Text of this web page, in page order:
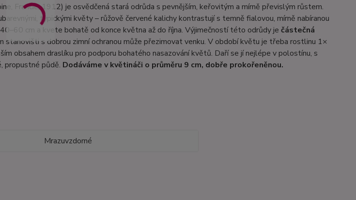
Francie, 1912) je osvědčená stará odrůda s pevnějším, keřovitým a mírně převislým růstem.
typickými květy – růžově červené kalichy kontrastují s temně fialovou, mírně nabíranou
cm a kvete bohatě od konce května až do října. Výjimečností této odrůdy je částečná
stanovišti s dobrou zimní ochranou může přezimovat venku. V období květu je třeba rostlinu 1×
obsahem draslíku pro podporu bohatého nasazování květů. Daří se jí nejlépe v polostínu, s
propustné půdě. Dodáváme v květináči o průměru 9 cm, dobře prokořeněnou.
Mrazuvzdorné